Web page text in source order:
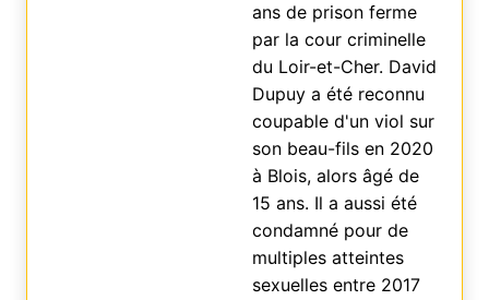
ans de prison ferme
par la cour criminelle
du Loir-et-Cher. David
Dupuy a été reconnu
coupable d'un viol sur
son beau-fils en 2020
à Blois, alors âgé de
15 ans. Il a aussi été
condamné pour de
multiples atteintes
sexuelles entre 2017